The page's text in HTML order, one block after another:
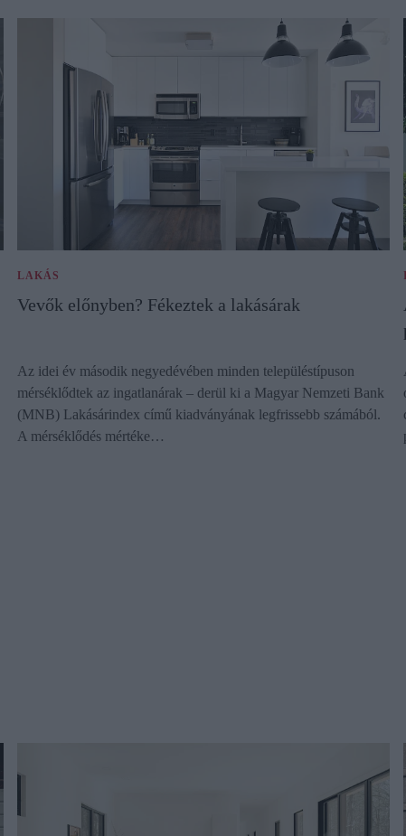
LAKÁS
Vevők előnyben? Fékeztek a lakásárak
Az idei év második negyedévében minden településtípuson
mérséklődtek az ingatlanárak – derül ki a Magyar Nemzeti Bank
(MNB) Lakásárindex című kiadványának legfrissebb számából.
A mérséklődés mértéke…